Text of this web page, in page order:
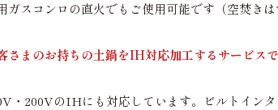
ガスコンロの直火でもご使用可能です（空焚きは
さまのお持ちの土鍋をIH対応加工するサービス
・200VのIHにも対応しています。ビルトイン